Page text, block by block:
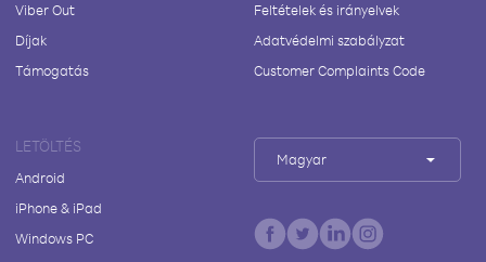
Viber Out
Díjak
Támogatás
Feltételek és irányelvek
Adatvédelmi szabályzat
Customer Complaints Code
LETÖLTÉS
Android
iPhone & iPad
Windows PC
Magyar